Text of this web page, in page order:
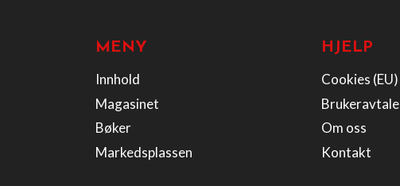
MENY
Innhold
Magasinet
Bøker
Markedsplassen
HJELP
Cookies (EU)
Brukeravtale
Om oss
Kontakt